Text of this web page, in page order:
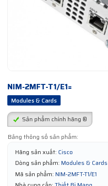
NIM-2MFT-T1/E1=
Modules & Cards
Sản phẩm chính hãng ®
Bảng thông số sản phẩm:
Hãng sản xuất: Cisco
Dòng sản phẩm: Modules & Cards
Mã sản phẩm: NIM-2MFT-T1/E1